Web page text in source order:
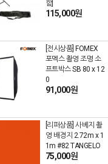
함]
115,000원
[전시상품] FOMEX
포멕스 촬영 조명 소
프트박스 SB 80 x 12
0
91,000원
[리퍼상품] 사베지 촬
영 배경지 2.72m x 1
1m #82 TANGELO
75,000원